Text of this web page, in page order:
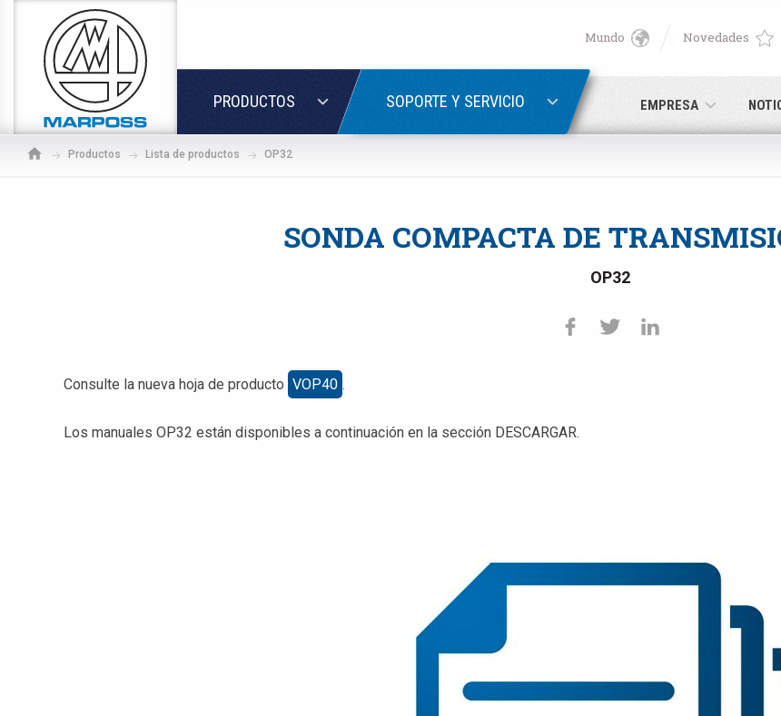
PRODUCTOS SOPORTE Y SERVICIO EMPRESA
Mundo Novedades
Productos Lista de productos OP32
SONDA COMPACTA DE
OP32
Consulte la nueva hoja de producto VOP40 .
Los manuales OP32 están disponibles a continuación en la sección DESCARGAR.
English
Deutsch
Español
RECUPERACIÓN DE CONTRASEÑA
Contraseña